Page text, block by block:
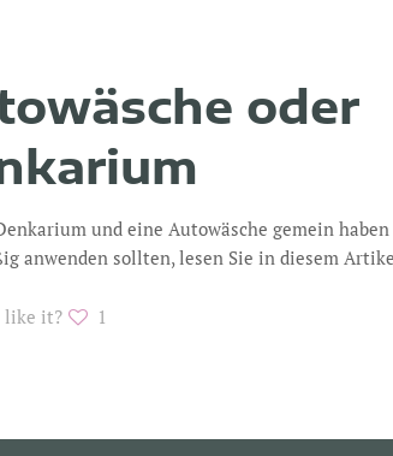
oder
und eine Autowäsche gemein
anwenden sollten, lesen Sie in diesem
like it? 1